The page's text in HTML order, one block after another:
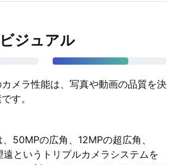
ジュアル
メラ性能は、写真や動画の品質を決
す。
50MPの広角、12MPの超広角、
というトリプルカメラシステムを